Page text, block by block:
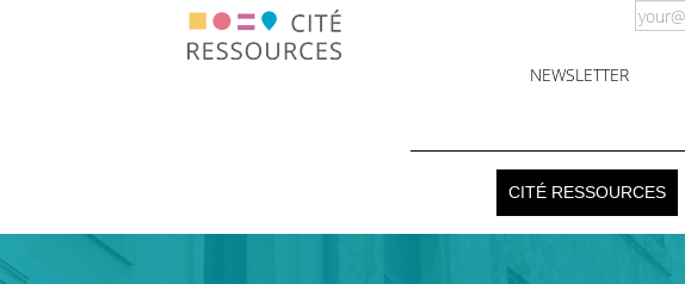
NEWSLETTER
Navigation
principaleCITÉ RESSOURCES